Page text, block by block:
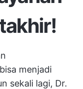
menjadi
sekali lagi, Dr.